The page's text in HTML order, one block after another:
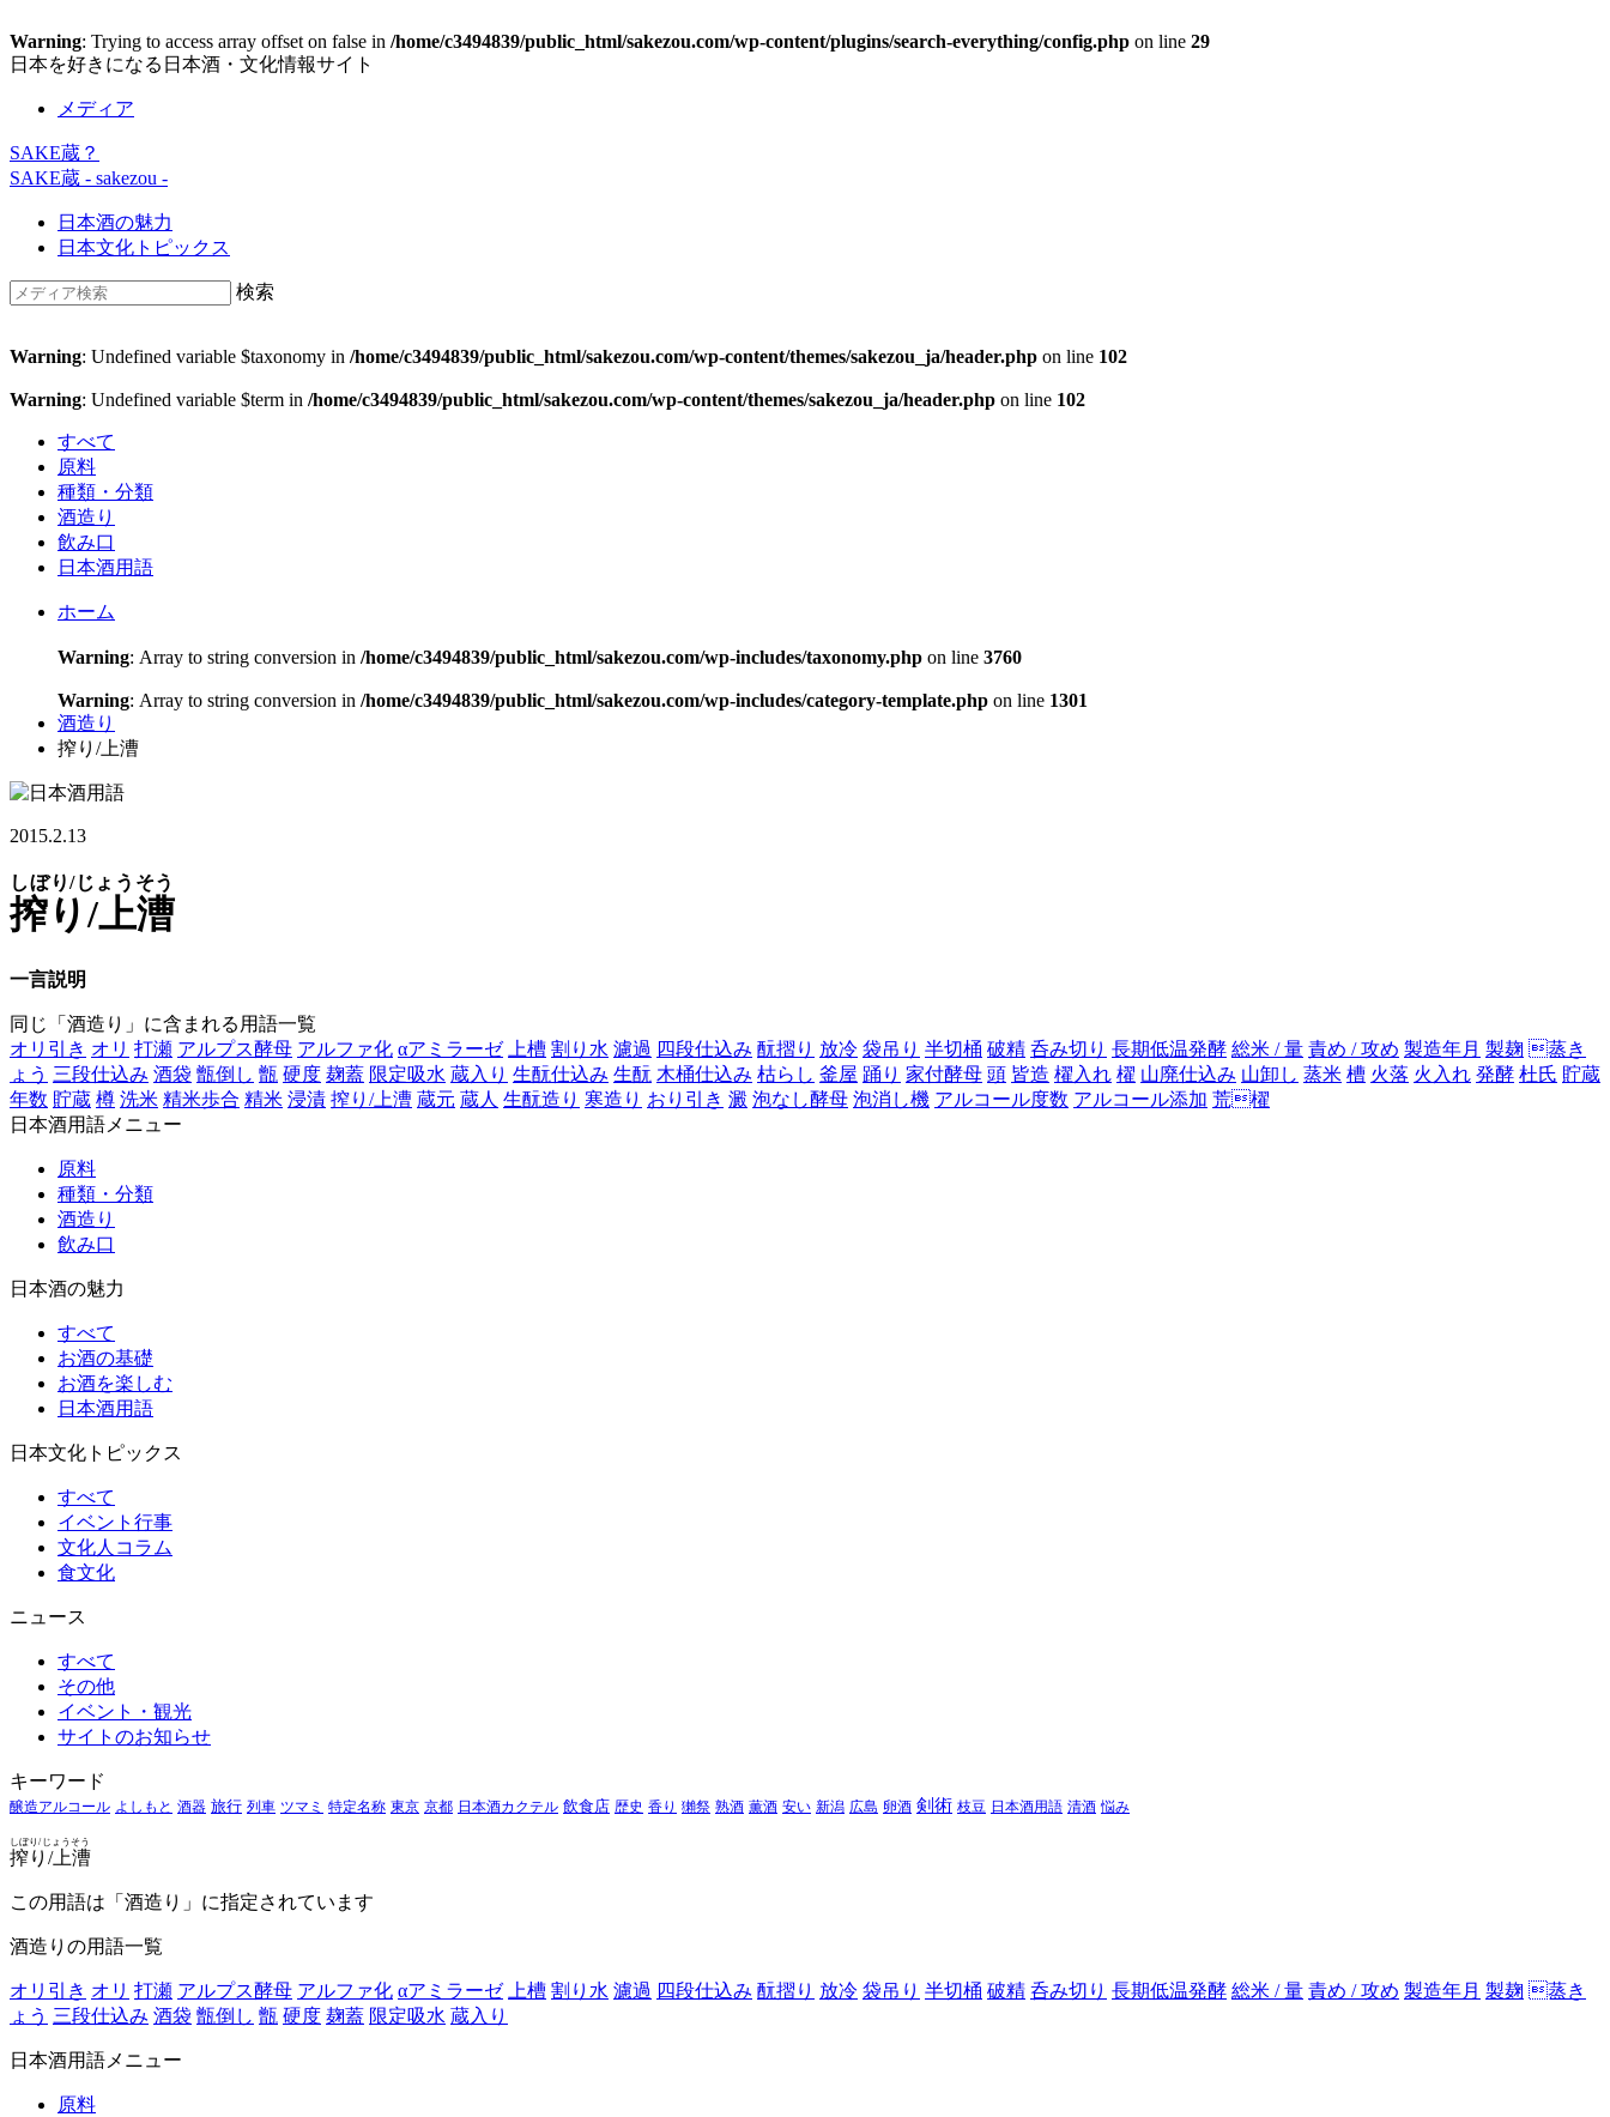
Warning : Trying to access array offset on false in /home/c3494839/public_html/sakezou.com/wp-content/plugins/search-everything/config.php on line 29
日本を好きになる日本酒・文化情報サイト
メディア
SAKE蔵？
SAKE蔵 - sakezou -
日本酒の魅力
日本文化トピックス
検索
Warning : Undefined variable $taxonomy in /home/c3494839/public_html/sakezou.com/wp-content/themes/sakezou_ja/header.php on line 102
Warning : Undefined variable $term in /home/c3494839/public_html/sakezou.com/wp-content/themes/sakezou_ja/header.php on line 102
すべて
原料
種類・分類
酒造り
飲み口
日本酒用語
ホーム
Warning : Array to string conversion in /home/c3494839/public_html/sakezou.com/wp-includes/taxonomy.php on line 3760
Warning : Array to string conversion in /home/c3494839/public_html/sakezou.com/wp-includes/category-template.php on line 1301
酒造り
搾り/上漕
2015.2.13
搾り/上漕
しぼり/じょうそう
一言説明
同じ「酒造り」に含まれる用語一覧
オリ引き オリ 打瀬 アルプス酵母 アルファ化 αアミラーゼ 上槽 割り水 濾過 四段仕込み 酛摺り 放冷 袋吊り 半切桶 破精 呑み切り 長期低温発酵 総米 / 量 責め / 攻め 製造年月 製麹 蒸き
ょう 三段仕込み 酒袋 甑倒し 甑 硬度 麹蓋 限定吸水 蔵入り 生酛仕込み 生酛 木桶仕込み 枯らし 釜屋 踊り 家付酵母 頭 皆造 櫂入れ 櫂 山廃仕込み 山卸し 蒸米 槽 火落 火入れ 発酵 杜氏 貯蔵
年数 貯蔵 樽 洗米 精米歩合 精米 浸漬 搾り/上漕 蔵元 蔵人 生酛造り 寒造り おり引き 澱 泡なし酵母 泡消し機 アルコール度数 アルコール添加 荒櫂
日本酒用語メニュー
原料
種類・分類
酒造り
飲み口
日本酒の魅力
すべて
お酒の基礎
お酒を楽しむ
日本酒用語
日本文化トピックス
すべて
イベント行事
文化人コラム
食文化
ニュース
すべて
その他
イベント・観光
サイトのお知らせ
キーワード
醸造アルコール よしもと 酒器 旅行 列車 ツマミ 特定名称 東京 京都 日本酒カクテル 飲食店 歴史 香り 獺祭 熟酒 薫酒 安い 新潟 広島 卵酒 剣術 枝豆 日本酒用語 清酒 悩み
搾り/上漕
しぼり/じょうそう
この用語は「酒造り」に指定されています
酒造りの用語一覧
オリ引き オリ 打瀬 アルプス酵母 アルファ化 αアミラーゼ 上槽 割り水 濾過 四段仕込み 酛摺り 放冷 袋吊り 半切桶 破精 呑み切り 長期低温発酵 総米 / 量 責め / 攻め 製造年月 製麹 蒸き
ょう 三段仕込み 酒袋 甑倒し 甑 硬度 麹蓋 限定吸水 蔵入り
日本酒用語メニュー
原料